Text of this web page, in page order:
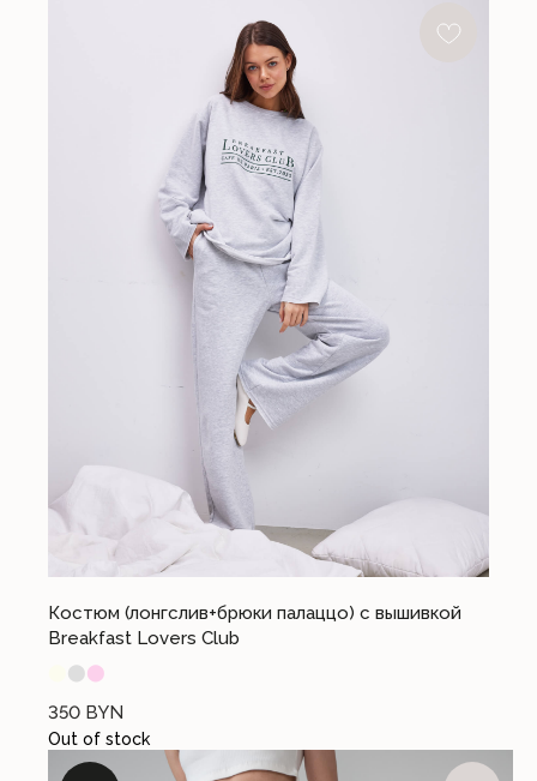
Костюм (лонгслив+брюки палаццо) с вышивкой
Breakfast Lovers Club
⬤⬤
350 BYN
Out of stock
Если у вас возникли вопросы по размеру, цвету или
оплате, напишите нам и мы с радостью поможем
НУЖНА ПОМОЩЬ С ЗАКАЗОМ?
НАПИСАТЬ В ИНСТАГРАМ
СЛУЖБА ПОДДЕРЖКИ
+375 (44) 740-44-10
Если возникли вопросы, свяжитесь